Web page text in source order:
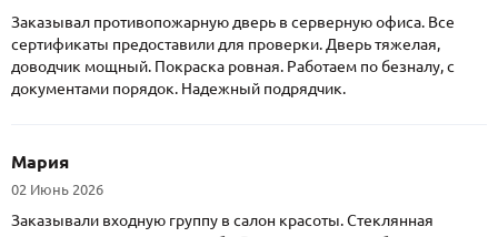
Заказывал противопожарную дверь в серверную офиса. Все
сертификаты предоставили для проверки. Дверь тяжелая,
доводчик мощный. Покраска ровная. Работаем по безналу, с
документами порядок. Надежный подрядчик.
Мария
02 Июнь 2026
Заказывали входную группу в салон красоты. Стеклянная